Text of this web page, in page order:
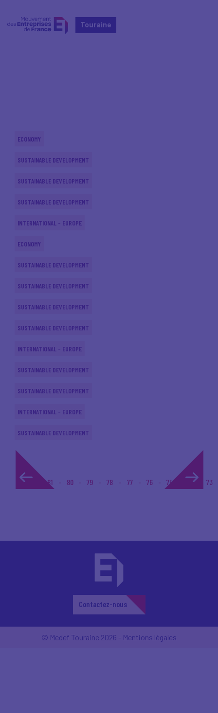
Touraine
ECONOMY
SUSTAINABLE DEVELOPMENT
SUSTAINABLE DEVELOPMENT
SUSTAINABLE DEVELOPMENT
INTERNATIONAL - EUROPE
ECONOMY
SUSTAINABLE DEVELOPMENT
SUSTAINABLE DEVELOPMENT
SUSTAINABLE DEVELOPMENT
SUSTAINABLE DEVELOPMENT
INTERNATIONAL - EUROPE
SUSTAINABLE DEVELOPMENT
SUSTAINABLE DEVELOPMENT
INTERNATIONAL - EUROPE
SUSTAINABLE DEVELOPMENT
1... 81 80 79 78 77 76 75 74 73
Contactez-nous
© Medef Touraine 2026 - Mentions légales